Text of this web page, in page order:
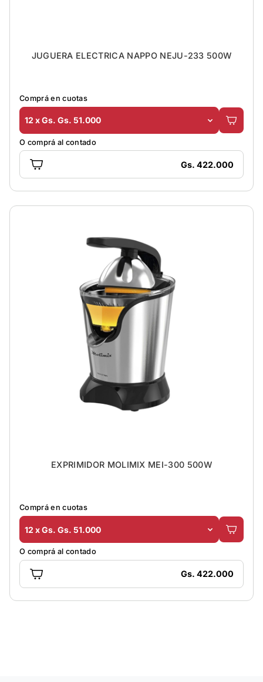
JUGUERA ELECTRICA NAPPO NEJU-233 500W
Comprá en cuotas
12 x Gs. Gs. 51.000
O comprá al contado
Gs. 422.000
EXPRIMIDOR MOLIMIX MEI-300 500W
Comprá en cuotas
12 x Gs. Gs. 51.000
O comprá al contado
Gs. 422.000